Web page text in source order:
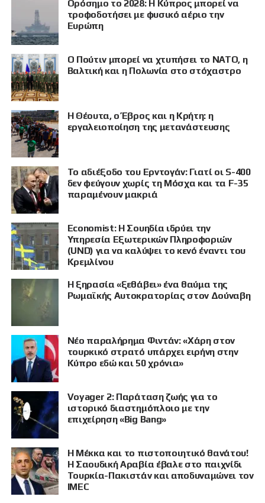
ΠΡΟΒΟΛΗ
Ορόσημο το 2028: Η Κύπρος μπορεί να
τροφοδοτήσει με φυσικό αέριο την
Ευρώπη
Ο Πούτιν μπορεί να χτυπήσει το ΝΑΤΟ, η
Βαλτική και η Πολωνία στο στόχαστρο
Η Θέουτα, ο Έβρος και η Κρήτη: η
εργαλειοποίηση της μετανάστευσης
Το αδιέξοδο του Ερντογάν: Γιατί οι S-400
δεν φεύγουν χωρίς τη Μόσχα και τα F-35
παραμένουν μακριά
Economist: Η Σουηδία ιδρύει την
Υπηρεσία Εξωτερικών Πληροφοριών
(UND) για να καλύψει το κενό έναντι του
Κρεμλίνου
Η ξηρασία «ξεθάβει» ένα θαύμα της
Ρωμαϊκής Αυτοκρατορίας στον Δούναβη
Νέο παραλήρημα Φιντάν: «Χάρη στον
τουρκικό στρατό υπάρχει ειρήνη στην
Κύπρο εδώ και 50 χρόνια»
Voyager 2: Παράταση ζωής για το
ιστορικό διαστημόπλοιο με την
επιχείρηση «Big Bang»
Η Μέκκα και το πιστοποιητικό θανάτου!
Η Σαουδική Αραβία έβαλε στο παιχνίδι
Τουρκία-Πακιστάν και αποδυναμώνει τον
IMEC